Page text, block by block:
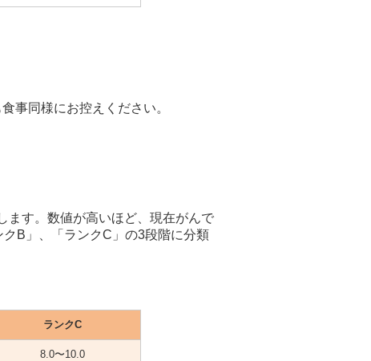
事同様にお控えください。
ます。数値が高いほど、現在がんで
B」、「ランクC」の3段階に分類
ランクC
8.0〜10.0